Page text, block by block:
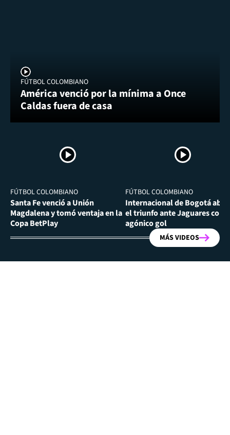
FÚTBOL COLOMBIANO
América venció por la mínima a Once
Caldas fuera de casa
FÚTBOL COLOMBIANO
Santa Fe venció a Unión
Magdalena y tomó ventaja en la
Copa BetPlay
FÚTBOL COLOMBIANO
Internacional de Bogotá
el triunfo ante Jaguares con
agónico gol
MÁS VIDEOS